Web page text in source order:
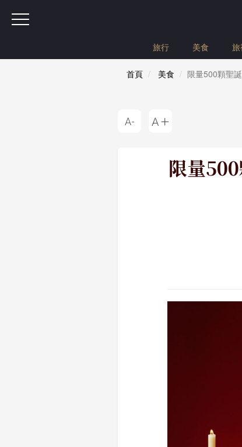
旅行 美食
首頁 美食 限量500顆聖
限量